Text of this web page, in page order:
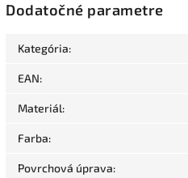
Dodatočné parametre
Kategória:
EAN:
Materiál:
Farba:
Povrchová úprava: